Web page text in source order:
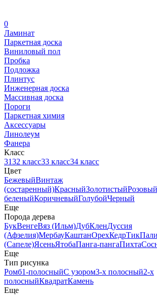
0
Ламинат
Паркетная доска
Виниловый пол
Пробка
Подложка
Плинтус
Инженерная доска
Массивная доска
Пороги
Паркетная химия
Аксессуары
Линолеум
Фанера
Класс
3132 класс33 класс34 класс
Цвет
БежевыйВинтаж
(состаренный)КрасныйЗолотистыйРозовый
беленыйКоричневыйГолубойЧерный
Еще
Порода дерева
БукВенгеВяз (Ильм)ДубКленДуссия
(Афзелия)МербауКаштанОрехКедрТик
(Сапеле)ЯсеньЯтобаПанга-пангаПихта
Еще
Тип рисунка
Ромб1-полосныйС узором3-х полосный2-х
полосныйКвадратКамень
Еще